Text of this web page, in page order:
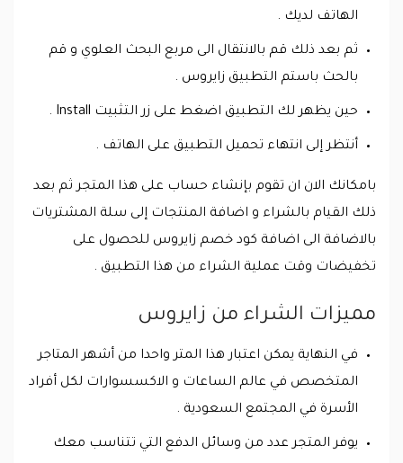
الهاتف لديك .
ثم بعد ذلك قم بالانتقال الى مربع البحث العلوي و قم
بالحث باستم التطبيق زايروس .
حين يظهر لك التطبيق اضغط على زر التثبيت Install .
أنتظر إلى انتهاء تحميل التطبيق على الهاتف .
بامكانك الان ان تقوم بإنشاء حساب على هذا المتجر ثم بعد
ذلك القيام بالشراء و اضافة المنتجات إلى سلة المشتريات
بالاضافة الى اضافة كود خصم زايروس للحصول على
تخفيضات وقت عملية الشراء من هذا التطبيق .
مميزات الشراء من زايروس
في النهاية يمكن اعتبار هذا المتر واحدا من أشهر المتاجر
المتخصص في عالم الساعات و الاكسسوارات لكل أفراد
الأسرة في المجتمع السعودية .
يوفر المتجر عدد من وسائل الدفع التي تتناسب معك